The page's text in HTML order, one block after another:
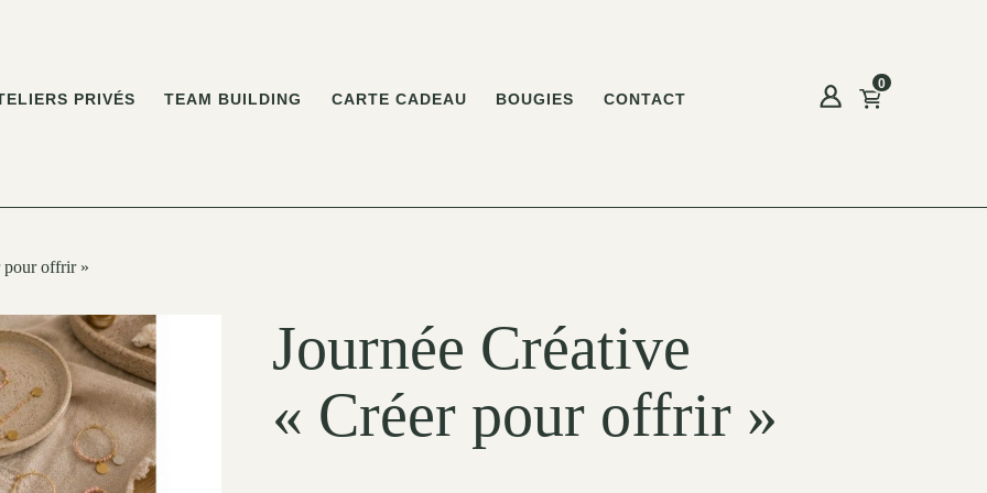
PRIVÉS TEAM BUILDING CARTE CADEAU BOUGIES CONTACT
0
pour offrir »
Journée Créative
« Créer pour offrir »